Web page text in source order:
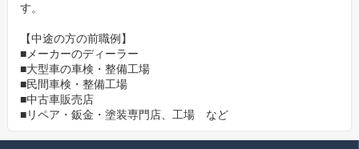
す。
【中途の方の前職例】
■メーカーのディーラー
■大型車の車検・整備工場
■民間車検・整備工場
■中古車販売店
■リペア・鈑金・塗装専門店、工場 など